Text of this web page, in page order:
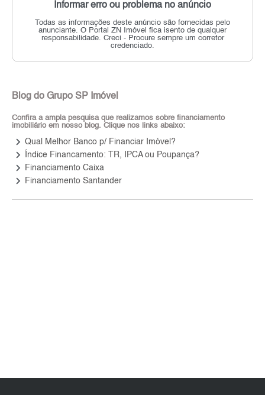
Informar erro ou problema no anúncio
Todas as informações deste anúncio são fornecidas pelo
anunciante. O Portal ZN Imóvel fica isento de qualquer
responsabilidade. Creci - Procure sempre um corretor
credenciado.
Blog do Grupo SP Imóvel
Confira a ampla pesquisa que realizamos sobre financiamento
imobiliário em nosso blog. Clique nos links abaixo:
keyboard_arrow_right Qual Melhor Banco p/ Financiar Imóvel?
keyboard_arrow_right Índice Financamento: TR, IPCA ou Poupança?
keyboard_arrow_right Financiamento Caixa
keyboard_arrow_right Financiamento Santander